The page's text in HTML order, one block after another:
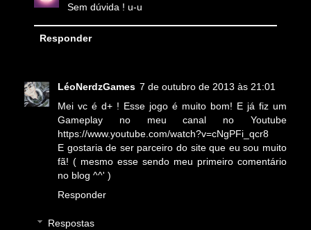
Sem dúvida ! u-u
Responder
LéoNerdzGames 7 de outubro de 2013 às 21:01
Mei vc é d+ ! Esse jogo é muito bom! E já fiz um
Gameplay no meu canal no Youtube
https://www.youtube.com/watch?v=cNgPFi_qcr8
E gostaria de ser parceiro do site que eu sou muito
fã! ( mesmo esse sendo meu primeiro comentário
no blog ^^' )
Responder
Respostas